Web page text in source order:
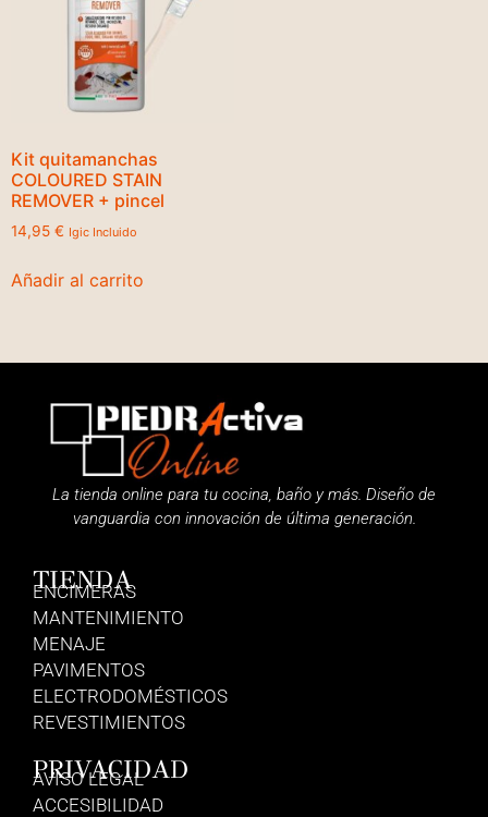
Kit quitamanchas
COLOURED STAIN
REMOVER + pincel
14,95 € Igic Incluido
Añadir al carrito
La tienda online para tu cocina, baño y más. Diseño de
vanguardia con innovación de última generación.
TIENDA
ENCIMERAS
MANTENIMIENTO
MENAJE
PAVIMENTOS
ELECTRODOMÉSTICOS
REVESTIMIENTOS
PRIVACIDAD
AVISO LEGAL
ACCESIBILIDAD